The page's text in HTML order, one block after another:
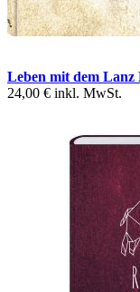
Leben mit dem Lanz
24,00 € inkl. MwSt.